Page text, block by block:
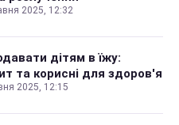
2025, 12:32
дітям в їжу:
та корисні для здоров'я
2025, 12:15